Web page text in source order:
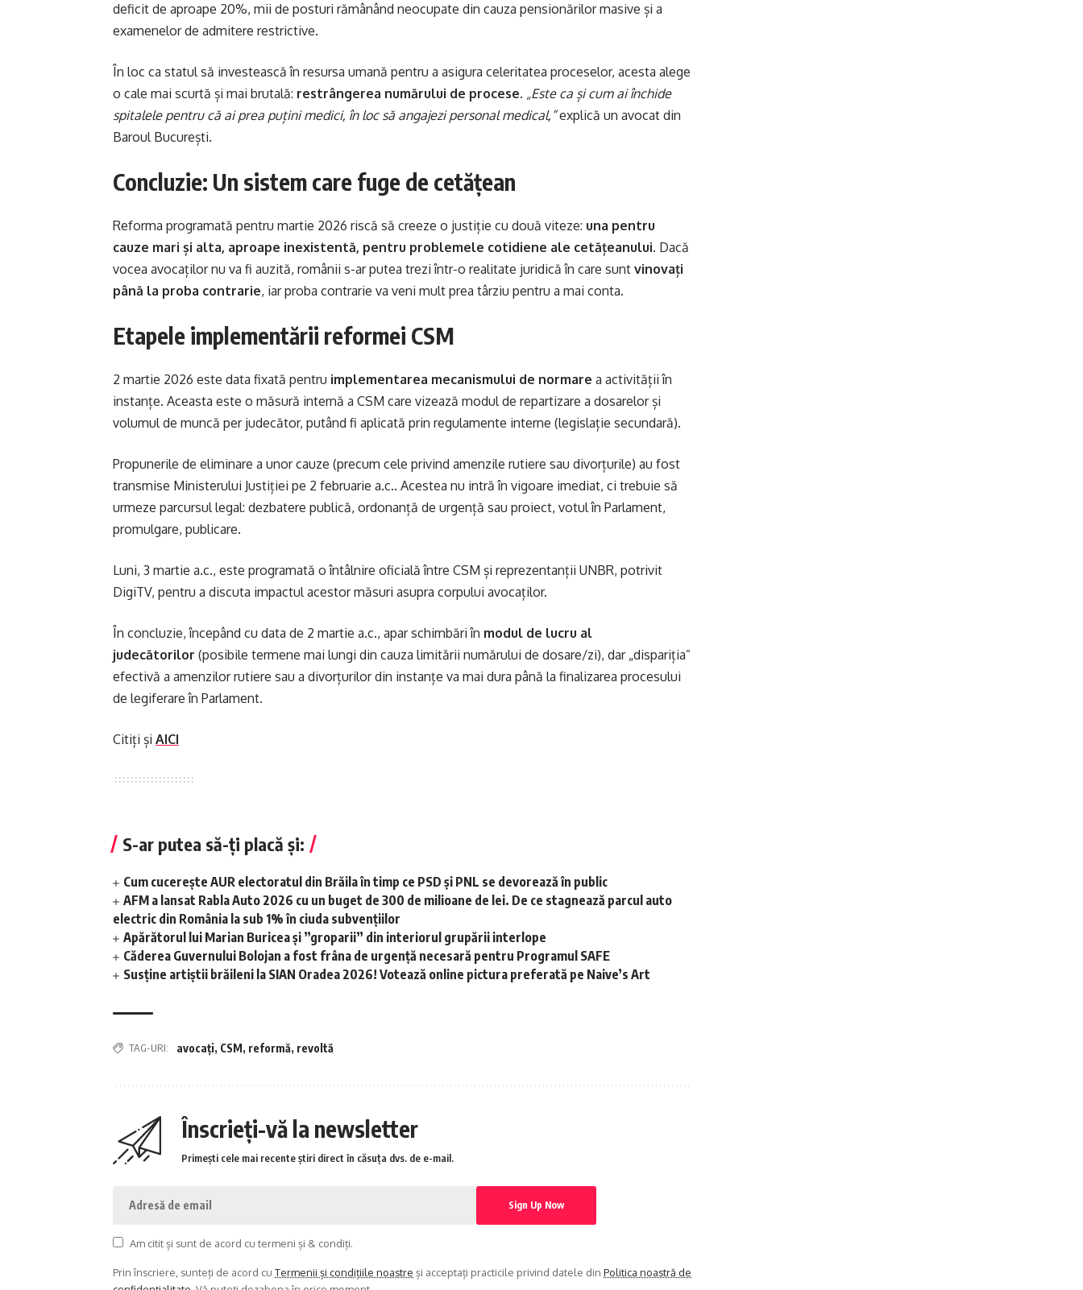
deficit de aproape 20%, mii de posturi rămânând neocupate din cauza pensionărilor masive și a
examenelor de admitere restrictive.
În loc ca statul să investească în resursa umană pentru a asigura celeritatea proceselor, acesta alege
o cale mai scurtă și mai brutală: restrângerea numărului de procese. „Este ca și cum ai închide
spitalele pentru că ai prea puțini medici, în loc să angajezi personal medical,”explică un avocat din
Baroul București.
Concluzie: Un sistem care fuge de cetățean
Reforma programată pentru martie 2026 riscă să creeze o justiție cu două viteze: una pentru
cauze mari și alta, aproape inexistentă, pentru problemele cotidiene ale cetățeanului. Dacă
vocea avocaților nu va fi auzită, românii s-ar putea trezi într-o realitate juridică în care sunt vinovați
până la proba contrarie, iar proba contrarie va veni mult prea târziu pentru a mai conta.
Etapele implementării reformei CSM
2 martie 2026 este data fixată pentru implementarea mecanismului de normare a activității în
instanțe. Aceasta este o măsură internă a CSM care vizează modul de repartizare a dosarelor și
volumul de muncă per judecător, putând fi aplicată prin regulamente interne (legislație secundară).
Propunerile de eliminare a unor cauze (precum cele privind amenzile rutiere sau divorțurile) au fost
transmise Ministerului Justiției pe 2 februarie a.c.. Acestea nu intră în vigoare imediat, ci trebuie să
urmeze parcursul legal: dezbatere publică, ordonanță de urgență sau proiect, votul în Parlament,
promulgare, publicare.
Luni, 3 martie a.c., este programată o întâlnire oficială între CSM și reprezentanții UNBR, potrivit
DigiTV, pentru a discuta impactul acestor măsuri asupra corpului avocaților.
În concluzie, începând cu data de 2 martie a.c., apar schimbări în modul de lucru al
judecătorilor (posibile termene mai lungi din cauza limitării numărului de dosare/zi), dar „dispariția”
efectivă a amenzilor rutiere sau a divorțurilor din instanțe va mai dura până la finalizarea procesului
de legiferare în Parlament.
Citiți și AICI
S-ar putea să-ți placă și:
Cum cucerește AUR electoratul din Brăila în timp ce PSD și PNL se devorează în public
AFM a lansat Rabla Auto 2026 cu un buget de 300 de milioane de lei. De ce stagnează parcul auto
electric din România la sub 1% în ciuda subvențiilor
Apărătorul lui Marian Buricea și ”groparii” din interiorul grupării interlope
Căderea Guvernului Bolojan a fost frâna de urgență necesară pentru Programul SAFE
Susține artiștii brăileni la SIAN Oradea 2026! Votează online pictura preferată pe Naive’s Art
TAG-URI: avocați, CSM, reformă, revoltă
Înscrieți-vă la newsletter
Primești cele mai recente știri direct în căsuța dvs. de e-mail.
Am citit și sunt de acord cu termeni și & condiți.
Prin înscriere, sunteți de acord cu Termenii și condițiile noastre și acceptați practicile privind datele din Politica noastră de